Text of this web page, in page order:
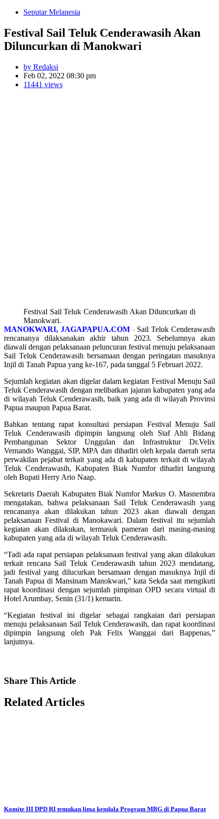
Seputar Melanesia
Festival Sail Teluk Cenderawasih Akan
Diluncurkan di Manokwari
by Redaksi
Feb 02, 2022 08:30 pm
11441 views
Festival Sail Teluk Cenderawasih Akan Diluncurkan di
Manokwari.
MANOKWARI, JAGAPAPUA.COM- Sail Teluk Cenderawasih
rencananya dilaksanakan akhir tahun 2023. Sebelumnya akan
diawali dengan pelaksanaan peluncuran festival menuju pelaksanaan
Sail Teluk Cenderawasih bersamaan dengan peringatan masuknya
Injil di Tanah Papua yang ke-167, pada tanggal 5 Februari 2022.
Sejumlah kegiatan akan digelar dalam kegiatan Festival Menuju Sail
Teluk Cenderawasih dengan melibatkan jajaran kabupaten yang ada
di wilayah Teluk Cenderawasih, baik yang ada di wilayah Provinsi
Papua maupun Papua Barat.
Bahkan tentang rapat konsultasi persiapan Festival Menuju Sail
Teluk Cenderawasih dipimpin langsung oleh Staf Ahli Bidang
Pembangunan Sektor Unggulan dan Infrastruktur Dr.Velix
Vernando Wanggai, SIP, MPA dan dihadiri oleh kepala daerah serta
perwakilan pejabat terkait yang ada di kabupaten terkait di wilayah
Teluk Cenderawasih, Kabupaten Biak Numfor dihadiri langsung
oleh Bupati Herry Ario Naap.
Sekretaris Daerah Kabupaten Biak Numfor Markus O. Masnembra
mengatakan, bahwa pelaksanaan Sail Teluk Cenderawasih yang
rencananya akan dilakukan tahun 2023 akan diawali dengan
pelaksanaan Festival di Manokawari. Dalam festival itu sejumlah
kegiatan akan dilakukan, termasuk pameran dari masing-masing
kabupaten yang ada di wilayah Teluk Cenderawasih.
“Tadi ada rapat persiapan pelaksanaan festival yang akan dilakukan
terkait rencana Sail Teluk Cenderawasih tahun 2023 mendatang,
jadi festival yang dilucurkan bersamaan dengan masuknya Injil di
Tanah Papua di Mansinam Manokwari,” kata Sekda saat mengikuti
rapat koordinasi dengan sejumlah pimpinan OPD secara virtual di
Hotel Arumbay, Senin (31/1) kemarin.
“Kegiatan festival ini digelar sebagai rangkaian dari persiapan
menuju pelaksanaan Sail Teluk Cenderawasih, dan rapat koordinasi
dipimpin langsung oleh Pak Felix Wanggai dari Bappenas,”
lanjutnya.
Share This Article
RelatedArticles
Komite III DPD RI temukan lima kendala Program MBG di Papua Barat